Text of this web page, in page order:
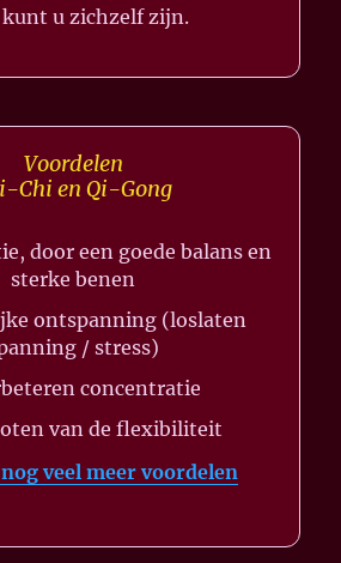
u zichzelf zijn.
Voordelen
Chi en Qi-Gong
door een goede balans en
sterke benen
ontspanning (loslaten
/ stress)
concentratie
van de flexibiliteit
veel meer voordelen